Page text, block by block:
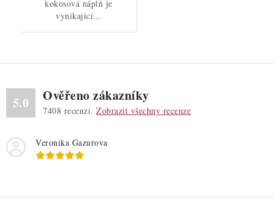
kokosová náplň je
vynikající...
5.0 Ověřeno zákazníky
7408 recenzí. Zobrazit všechny recenze
Veronika Gazurova